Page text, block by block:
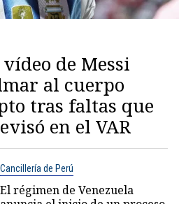
de Messi
al cuerpo
tras faltas que
en el VAR
Cancillería de Perú
El régimen de Venezuela